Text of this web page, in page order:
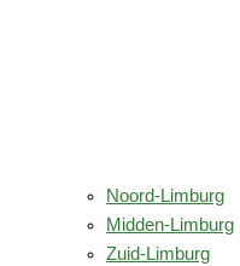
Noord-Limburg
Midden-Limburg
Zuid-Limburg